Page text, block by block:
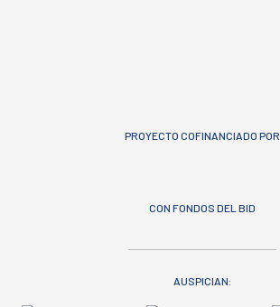
PROYECTO COFINANCIADO POR
CON FONDOS DEL BID
AUSPICIAN: